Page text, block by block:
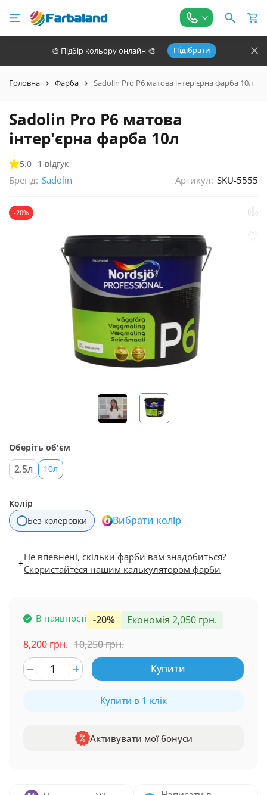
🎨 Підбір кольору онлайн 🎨 Підібрати
Головна Фарба Sadolin Pro P6 матова інтер'єрна фарба 10л
Sadolin Pro P6 матова
інтер'єрна фарба 10л
5.0 1 відгук
Бренд: Sadolin Артикул: SKU-5555
-20%
Оберіть об'єм
2.5л 10л
Колір
Без колеровки
Вибрати колір
+Не впевнені, скільки фарби вам знадобиться?
Скористайтеся нашим калькулятором фарби
В наявності -20%
Економія 2,050 грн.
8,200 грн. 10,250 грн.
Купити
Купити в 1 клік
Активувати мої бонуси